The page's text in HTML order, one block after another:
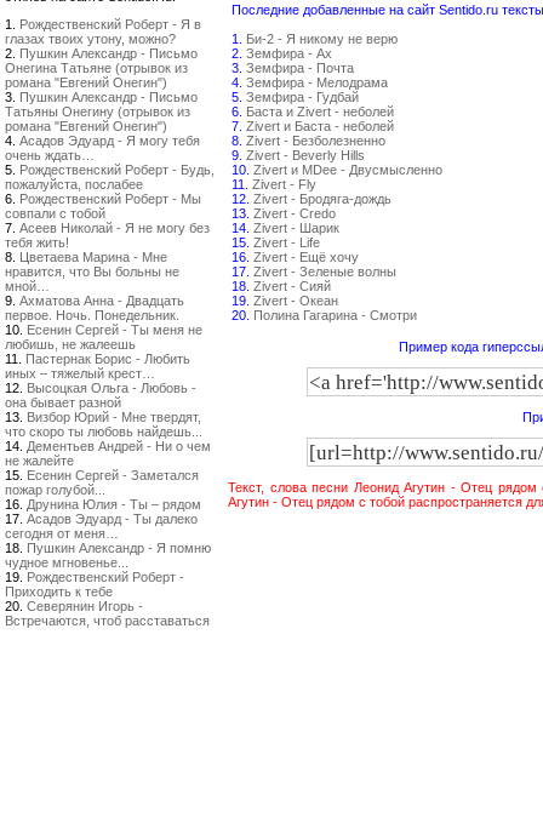
1. Рождественский Роберт - Я в
глазах твоих утону, можно?
2. Пушкин Александр - Письмо
Онегина Татьяне (отрывок из
романа "Евгений Онегин")
3. Пушкин Александр - Письмо
Татьяны Онегину (отрывок из
романа "Евгений Онегин")
4. Асадов Эдуард - Я могу тебя
очень ждать…
5. Рождественский Роберт - Будь,
пожалуйста, послабее
6. Рождественский Роберт - Мы
совпали с тобой
7. Асеев Николай - Я не могу без
тебя жить!
8. Цветаева Марина - Мне
нравится, что Вы больны не
мной…
9. Ахматова Анна - Двадцать
первое. Ночь. Понедельник.
10. Есенин Сергей - Ты меня не
любишь, не жалеешь
11. Пастернак Борис - Любить
иных – тяжелый крест…
12. Высоцкая Ольга - Любовь -
она бывает разной
13. Визбор Юрий - Мне твердят,
что скоро ты любовь найдешь...
14. Дементьев Андрей - Ни о чем
не жалейте
15. Есенин Сергей - Заметался
пожар голубой...
16. Друнина Юлия - Ты – рядом
17. Асадов Эдуард - Ты далеко
сегодня от меня…
18. Пушкин Александр - Я помню
чудное мгновенье...
19. Рождественский Роберт -
Приходить к тебе
20. Северянин Игорь -
Встречаются, чтоб расставаться
Последние добавленные на сайт Sentido.ru
1. Би-2 - Я никому не верю
2. Земфира - Ах
3. Земфира - Почта
4. Земфира - Мелодрама
5. Земфира - Гудбай
6. Баста и Zivert - неболей
7. Zivert и Баста - неболей
8. Zivert - Безболезненно
9. Zivert - Beverly Hills
10. Zivert и MDee - Двусмысленно
11. Zivert - Fly
12. Zivert - Бродяга-дождь
13. Zivert - Credo
14. Zivert - Шарик
15. Zivert - Life
16. Zivert - Ещё хочу
17. Zivert - Зеленые волны
18. Zivert - Сияй
19. Zivert - Океан
20. Полина Гагарина - Смотри
Пример кода
Текст, слова песни Леонид Агутин - Отец
Агутин - Отец рядом с тобой распространяется